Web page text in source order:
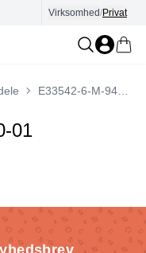
E-mærket
Virksomhed/Privat
01